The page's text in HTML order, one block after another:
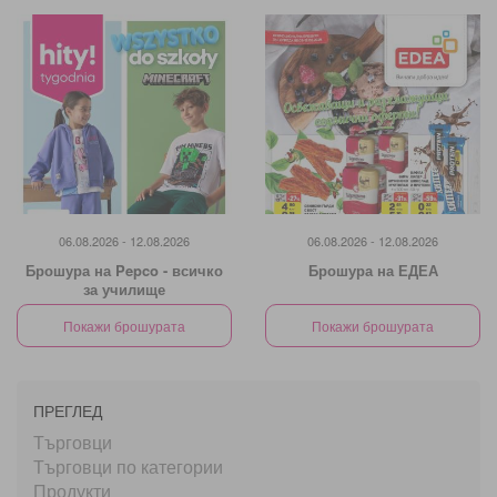
06.08.2026 - 12.08.2026
Брошура на Pepco - всичко
за училище
Покажи брошурата
06.08.2026 - 12.08.2026
Брошура на ЕДЕА
Покажи брошурата
ПРЕГЛЕД
Търговци
Търговци по категории
Продукти